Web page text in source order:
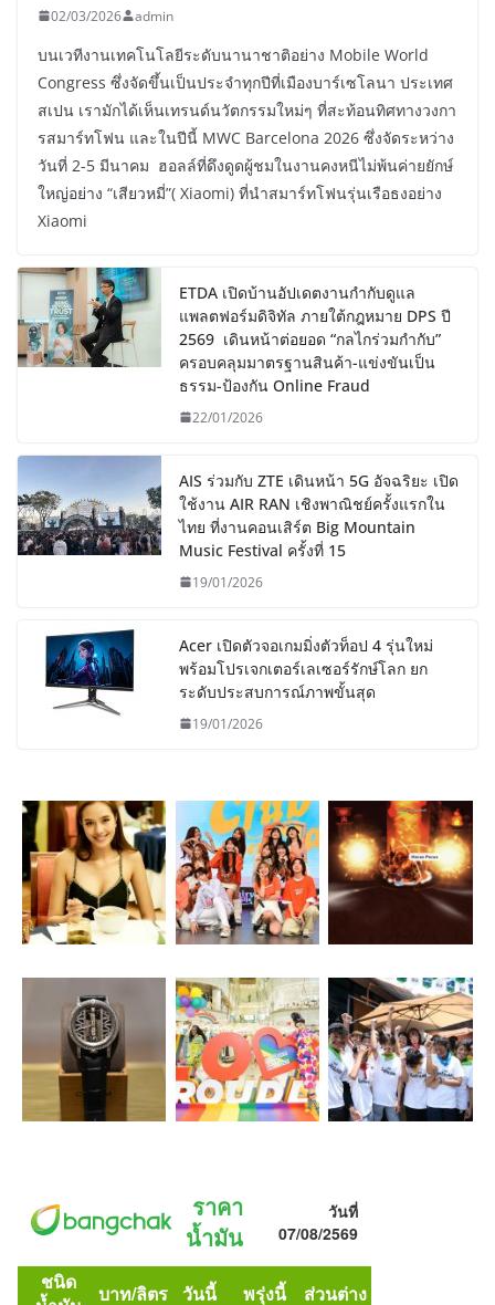
02/03/2026 admin
บนเวทีงานเทคโนโลยีระดับนานาชาติอย่าง Mobile World
Congress ซึ่งจัดขึ้นเป็นประจำทุกปีที่เมืองบาร์เซโลนา ประเทศ
สเปน เรามักได้เห็นเทรนด์นวัตกรรมใหม่ๆ ที่สะท้อนทิศทางวงกา
รสมาร์ทโฟน และในปีนี้ MWC Barcelona 2026 ซึ่งจัดระหว่าง
วันที่ 2-5 มีนาคม ฮอลล์ที่ดึงดูดผู้ชมในงานคงหนีไม่พ้นค่ายยักษ์
ใหญ่อย่าง “เสียวหมี่”( Xiaomi) ที่นำสมาร์ทโฟนรุ่นเรือธงอย่าง
Xiaomi
ETDA เปิดบ้านอัปเดตงานกำกับดูแล
แพลตฟอร์มดิจิทัล ภายใต้กฎหมาย DPS ปี
2569 เดินหน้าต่อยอด “กลไกร่วมกำกับ”
ครอบคลุมมาตรฐานสินค้า-แข่งขันเป็น
ธรรม-ป้องกัน Online Fraud
22/01/2026
AIS ร่วมกับ ZTE เดินหน้า 5G อัจฉริยะ เปิด
ใช้งาน AIR RAN เชิงพาณิชย์ครั้งแรกใน
ไทย ที่งานคอนเสิร์ต Big Mountain
Music Festival ครั้งที่ 15
19/01/2026
Acer เปิดตัวจอเกมมิ่งตัวท็อป 4 รุ่นใหม่
พร้อมโปรเจกเตอร์เลเซอร์รักษ์โลก ยก
ระดับประสบการณ์ภาพขั้นสุด
19/01/2026